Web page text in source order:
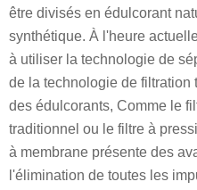
être divisés en édulcorant
synthétique. À l'heure
à utiliser la technologie de
de la technologie de
des édulcorants, Comme le
traditionnel ou le filtre à
à membrane présente des
l'élimination de toutes les